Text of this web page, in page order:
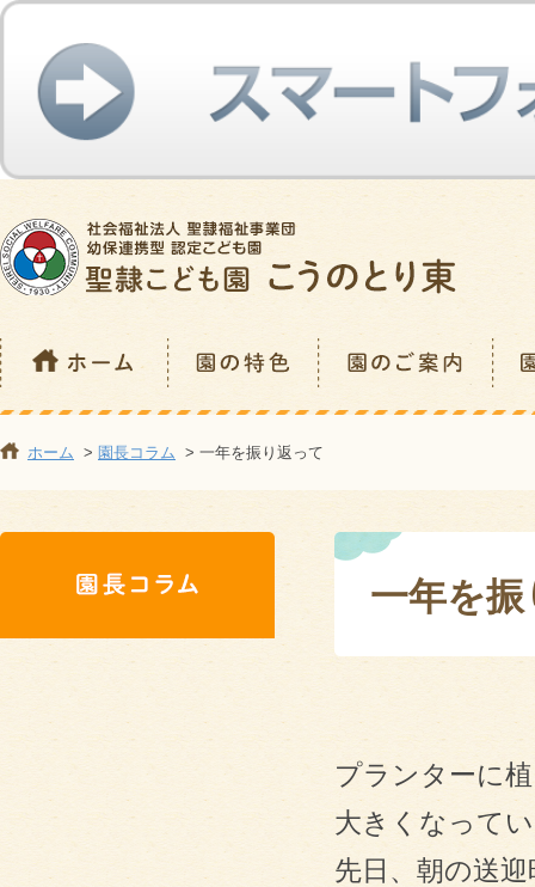
ホーム > 園長コラム > 一年を振り返って
一年を
プランターに
大きくなって
先日、朝の送